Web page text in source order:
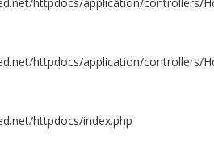
httpdocs/application/controllers/
httpdocs/index.php